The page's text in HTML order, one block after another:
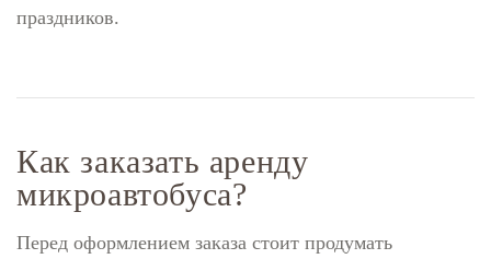
праздников.
Как заказать аренду
микроавтобуса?
Перед оформлением заказа стоит продумать